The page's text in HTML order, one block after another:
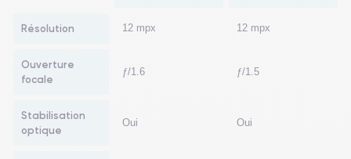
Résolution 12 mpx 12 mpx
Ouverture
focale
ƒ/1.6 ƒ/1.5
Stabilisation
optique
Oui Oui